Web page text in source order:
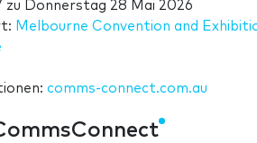
zu Donnerstag 28 Mai 2026
Melbourne Convention and
comms-connect.com.au